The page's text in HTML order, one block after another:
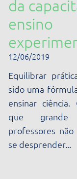
12/06/2019
Equilibrar prática
sido uma fórmula
ensinar ciência.
professores não
se desprender...